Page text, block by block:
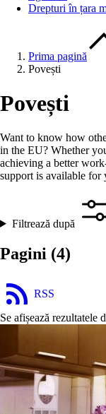
Drepturi în țara
Prima pagină
Povești
Povești
Want to know how
in the EU? Whether
achieving a better
support is available for
Filtrează după
Pagini (4)
RSS
Se afișează rezultatele